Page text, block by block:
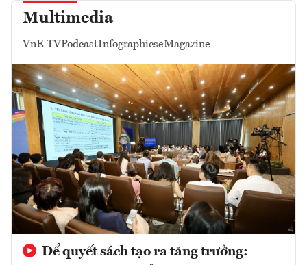
Multimedia
VnE TVPodcastInfographicseMagazine
Để quyết sách tạo ra tăng trưởng: